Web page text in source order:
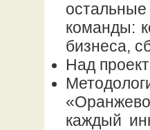
команды:
бизнеса,
Над
каждый